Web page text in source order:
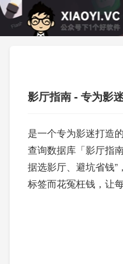
影厅指南 - 专为影
是一个专为影迷打造
查询数据库「影厅指
据选影厅、避坑省钱”
标签而花冤枉钱，让